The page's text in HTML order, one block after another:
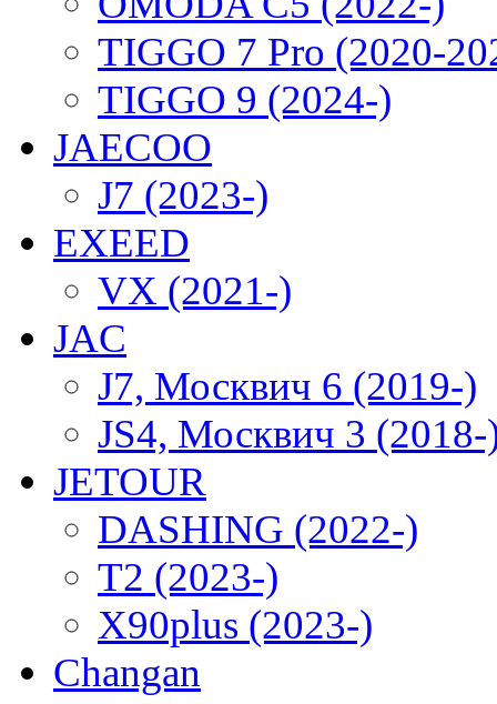
TIGGO 7 Pro (2020-
TIGGO 9 (2024-)
JAECOO
J7 (2023-)
EXEED
VX (2021-)
JAC
J7, Москвич 6 (2019-)
JS4, Москвич 3 (2018-
JETOUR
DASHING (2022-)
T2 (2023-)
X90plus (2023-)
Changan